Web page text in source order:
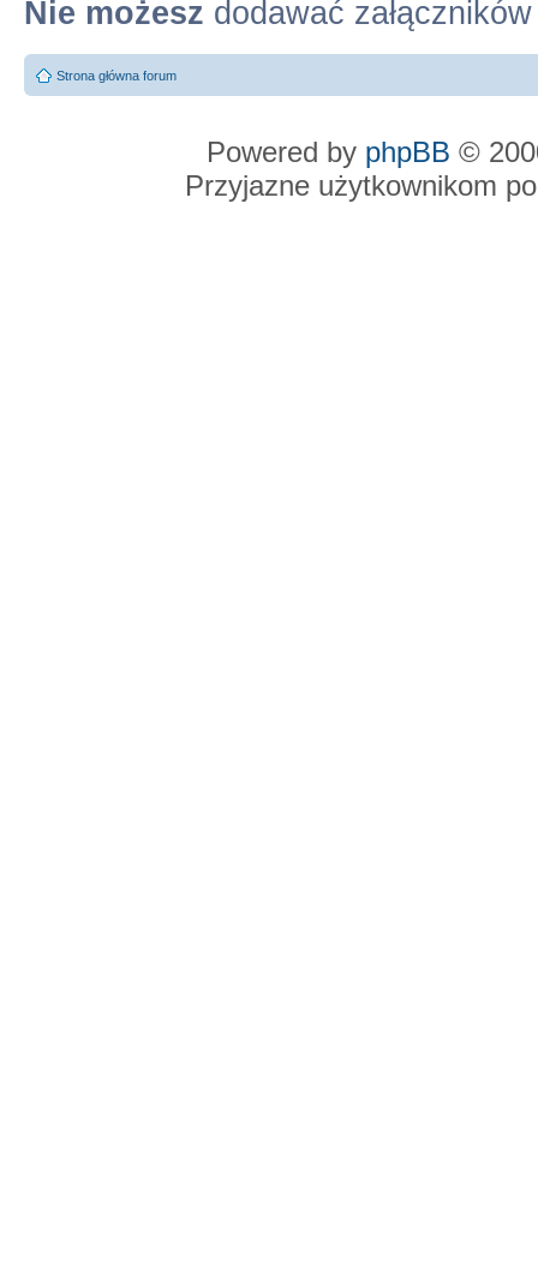
Nie możesz dodawać załączników
Strona główna forum
Powered by phpBB ©
Przyjazne użytkownikom